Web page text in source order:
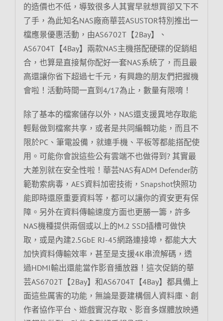
的造價也不低，導致很多人其實早就想買卻又下不
了手，為此知名NAS廠商華芸ASUSTOR特別推出一
檔應景優惠活動，由AS6702T【2Bay】、
AS6704T【4Bay】兩款NAS主機搭配硬碟的促銷組
合，也算是直接幫你配好一套NAS系統了，而且最
高還讓你省下超過七千元，有興趣的朋友們把握機
會啦！活動時間一直到4/17為止，數量有限唷！
除了基本的檔案儲存以外，NAS還支援異地存取能
輕鬆做到檔案共享，或者是共同編輯功能，而且不
限於PC、筆電設備，就連手機、平板等都能搭配使
用。可能你會說這些公有雲端不也做得到? 其實最
大差別就在安全性啦！華芸NAS有ADM Defender防
範勒索病毒，AES資料加密技術，Snapshot快照功
能即時還原重要資料等，都可以讓你的資安更有保
障。另外在資料傳輸速度方面也更勝一籌，許多
NAS機種提供兩個或以上的M.2 SSD插槽可做快
取，或是內建2.5GbE RJ-45網路連接埠，都能大大
加快資料傳輸效率，甚至是支援4K串流解碼，透
過HDMI輸出還能當作影音播放器！這次促銷的華
芸AS6702T【2Bay】和AS6704T【4Bay】都具備上
面這些厲害的功能，無論是要建構個人資料庫、創
作者協作平台、遊戲實況存取、影音多媒體放映通